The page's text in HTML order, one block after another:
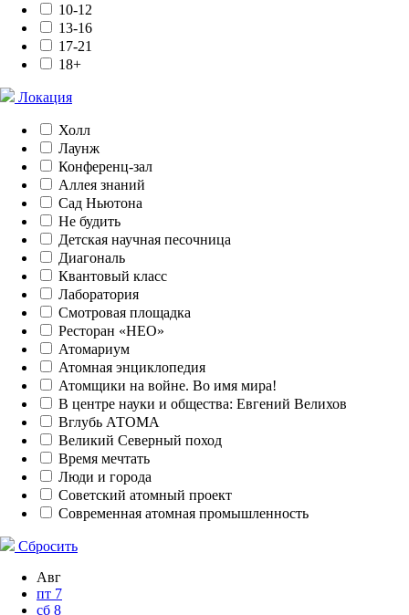
10-12
13-16
17-21
18+
Локация
Холл
Лаунж
Конференц-зал
Аллея знаний
Сад Ньютона
Не будить
Детская научная песочница
Диагональ
Квантовый класс
Лаборатория
Смотровая площадка
Ресторан «НЕО»
Атомариум
Атомная энциклопедия
Атомщики на войне. Во имя мира!
В центре науки и общества: Евгений Велихов
Вглубь АТОМА
Великий Северный поход
Время мечтать
Люди и города
Советский атомный проект
Современная атомная промышленность
Сбросить
Авг
пт 7
сб 8